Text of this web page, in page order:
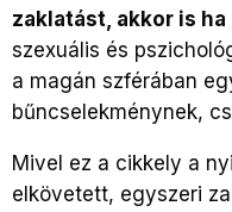
zaklatást, akkor is ha
szexuális és
a magán szférában
bűncselekménynek,
Mivel ez a cikkely a
elkövetett, egyszeri